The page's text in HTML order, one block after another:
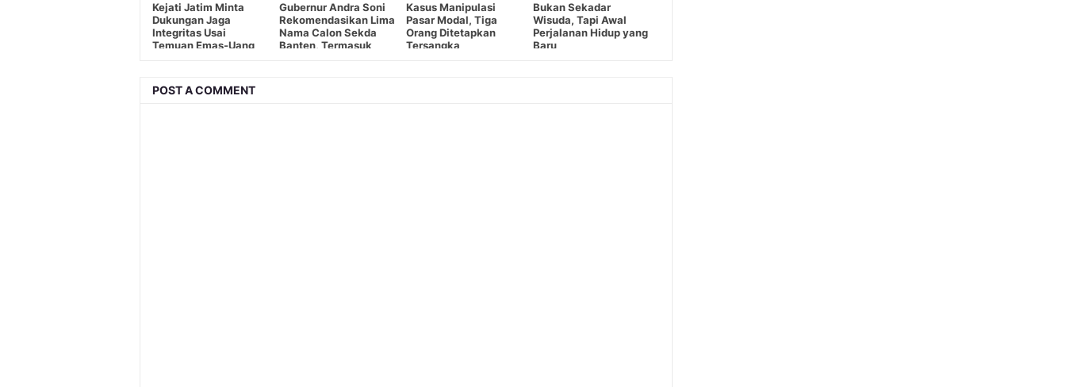
Kejati Jatim Minta
Dukungan Jaga
Integritas Usai
Temuan Emas-Uang
Gubernur Andra Soni
Rekomendasikan Lima
Nama Calon Sekda
Banten, Termasuk
Kasus Manipulasi
Pasar Modal, Tiga
Orang Ditetapkan
Tersangka
Bukan Sekadar
Wisuda, Tapi Awal
Perjalanan Hidup yang
Baru
POST A COMMENT